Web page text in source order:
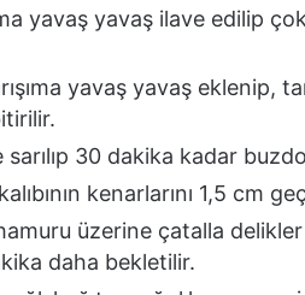
yavaş yavaş ilave edilip
yavaş yavaş eklenip,
30 dakika kadar
kenarlarını 1,5 cm
üzerine çatalla
daha bekletilir.